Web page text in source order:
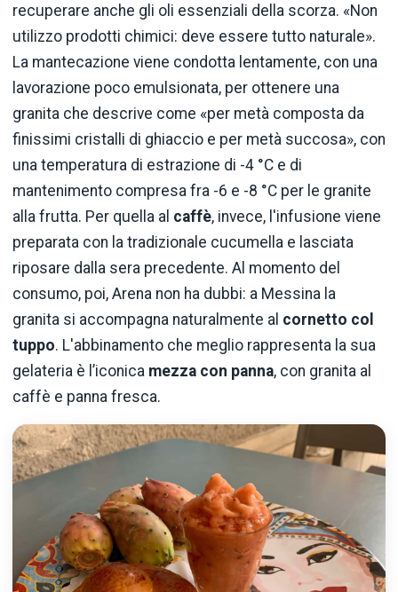
recuperare anche gli oli essenziali della scorza. «Non
utilizzo prodotti chimici: deve essere tutto naturale».
La mantecazione viene condotta lentamente, con una
lavorazione poco emulsionata, per ottenere una
granita che descrive come «per metà composta da
finissimi cristalli di ghiaccio e per metà succosa», con
una temperatura di estrazione di -4 °C e di
mantenimento compresa fra -6 e -8 °C per le granite
alla frutta. Per quella al caffè, invece, l'infusione viene
preparata con la tradizionale cucumella e lasciata
riposare dalla sera precedente. Al momento del
consumo, poi, Arena non ha dubbi: a Messina la
granita si accompagna naturalmente al cornetto col
tuppo. L'abbinamento che meglio rappresenta la sua
gelateria è l’iconica mezza con panna, con granita al
caffè e panna fresca.